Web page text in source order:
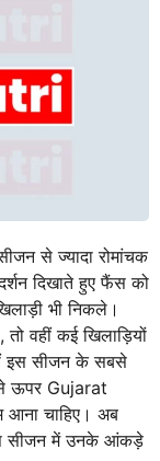
से ज्यादा रोमांचक
दिखाते हुए फैंस को
भी निकले।
वहीं कई खिलाड़ियों
इस सीजन के सबसे
ऊपर Gujarat
चाहिए। अब
सीजन में उनके आंकड़े